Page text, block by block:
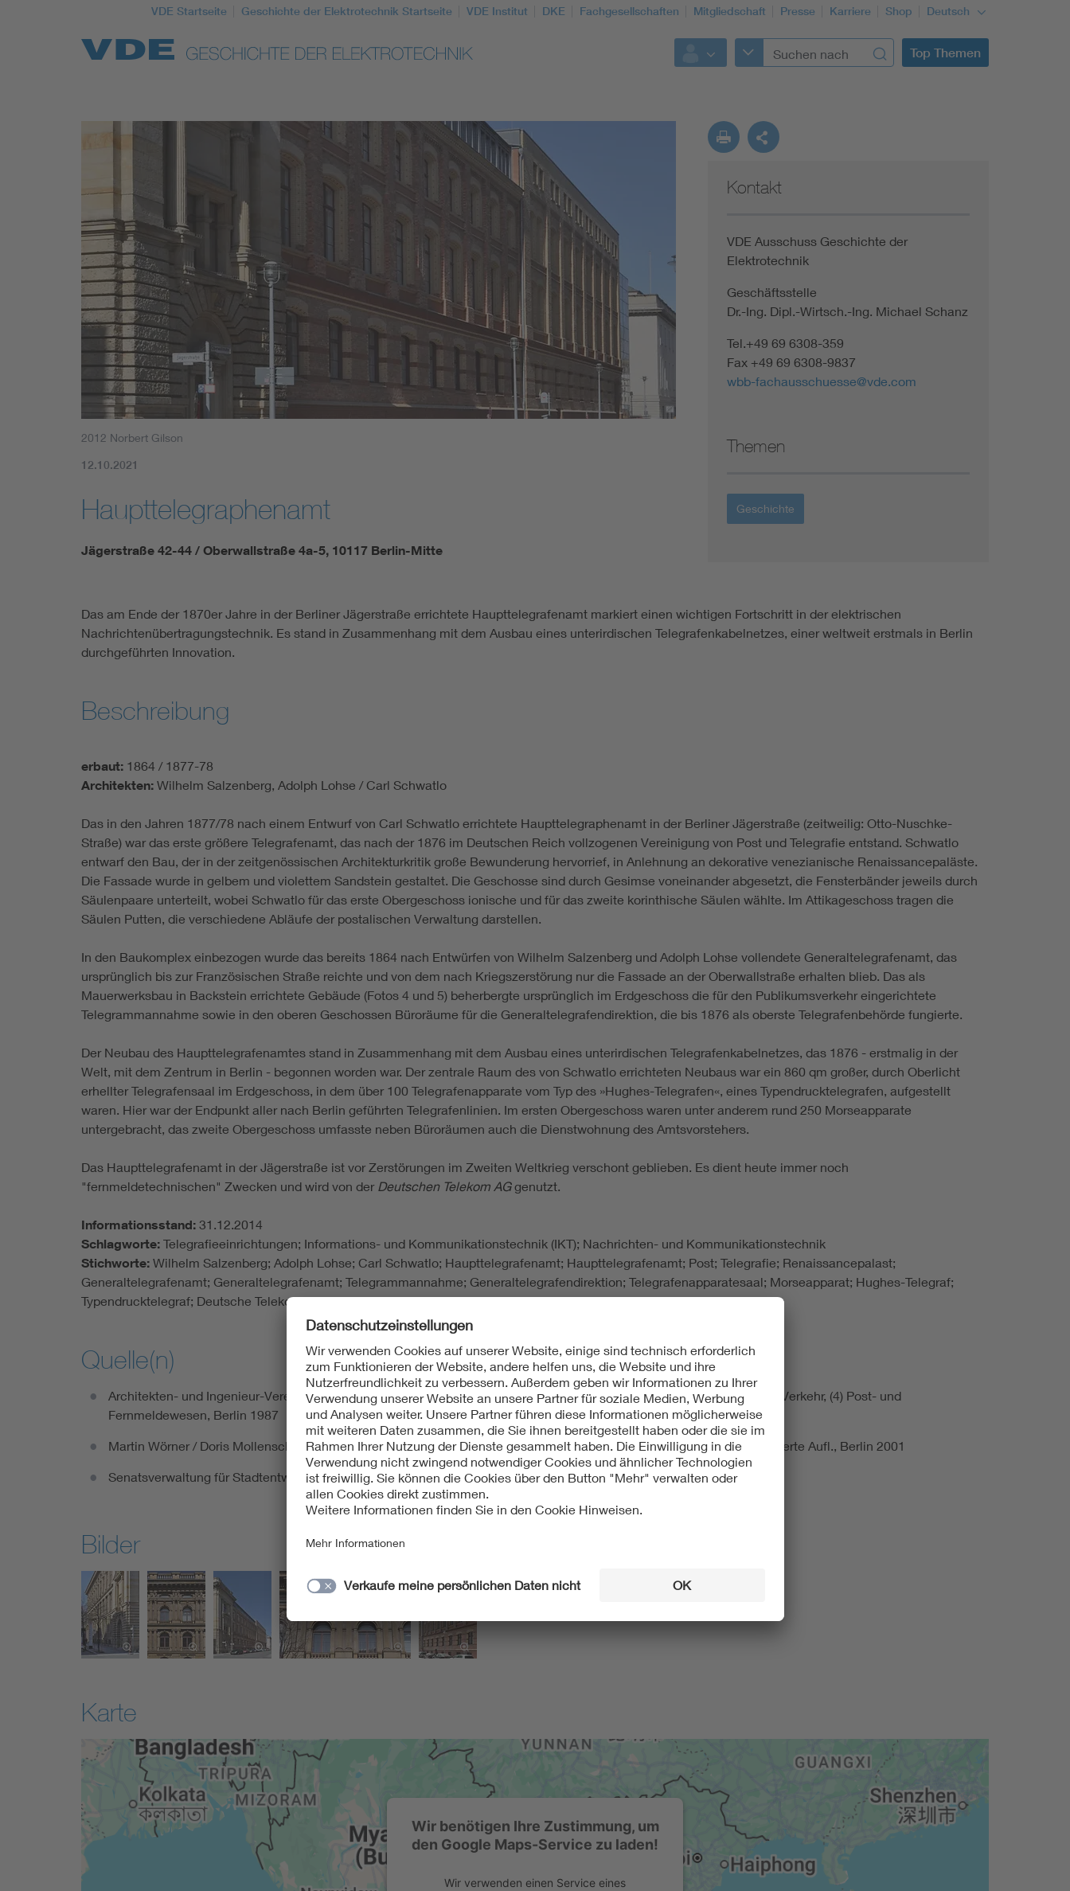
VDE Startseite Geschichte der Elektrotechnik Startseite VDE Institut DKE Fachgesellschaften Mitgliedschaft Presse Karriere Shop Deutsch
Top Themen
Top Themen
Weitere Themen
2012 Norbert Gilson
12.10.2021
Haupttelegraphenamt
Jägerstraße 42-44 / Oberwallstraße 4a-5, 10117 Berlin-Mitte
Kontakt
VDE Ausschuss Geschichte der
Elektrotechnik
Geschäftsstelle
Dr.-Ing. Dipl.-Wirtsch.-Ing. Michael Schanz
Tel.+49 69 6308-359
Fax +49 69 6308-9837
wbb-fachausschuesse@vde.com
Themen
Geschichte
Das am Ende der 1870er Jahre in der Berliner Jägerstraße errichtete Haupttelegrafenamt markiert einen wichtigen Fortschritt in der elektrischen
Nachrichtenübertragungstechnik. Es stand in Zusammenhang mit dem Ausbau eines unterirdischen Telegrafenkabelnetzes, einer weltweit erstmals in Berlin
durchgeführten Innovation.
Beschreibung
erbaut: 1864 / 1877-78
Architekten: Wilhelm Salzenberg, Adolph Lohse / Carl Schwatlo
Das in den Jahren 1877/78 nach einem Entwurf von Carl Schwatlo errichtete Haupttelegraphenamt in der Berliner Jägerstraße (zeitweilig: Otto-Nuschke-
Straße) war das erste größere Telegrafenamt, das nach der 1876 im Deutschen Reich vollzogenen Vereinigung von Post und Telegrafie entstand. Schwatlo
entwarf den Bau, der in der zeitgenössischen Architekturkritik große Bewunderung hervorrief, in Anlehnung an dekorative venezianische Renaissancepaläste.
Die Fassade wurde in gelbem und violettem Sandstein gestaltet. Die Geschosse sind durch Gesimse voneinander abgesetzt, die Fensterbänder jeweils durch
Säulenpaare unterteilt, wobei Schwatlo für das erste Obergeschoss ionische und für das zweite korinthische Säulen wählte. Im Attikageschoss tragen die
Säulen Putten, die verschiedene Abläufe der postalischen Verwaltung darstellen.
In den Baukomplex einbezogen wurde das bereits 1864 nach Entwürfen von Wilhelm Salzenberg und Adolph Lohse vollendete Generaltelegrafenamt, das
ursprünglich bis zur Französischen Straße reichte und von dem nach Kriegszerstörung nur die Fassade an der Oberwallstraße erhalten blieb. Das als
Mauerwerksbau in Backstein errichtete Gebäude (Fotos 4 und 5) beherbergte ursprünglich im Erdgeschoss die für den Publikumsverkehr eingerichtete
Telegrammannahme sowie in den oberen Geschossen Büroräume für die Generaltelegrafendirektion, die bis 1876 als oberste Telegrafenbehörde fungierte.
Der Neubau des Haupttelegrafenamtes stand in Zusammenhang mit dem Ausbau eines unterirdischen Telegrafenkabelnetzes, das 1876 - erstmalig in der
Welt, mit dem Zentrum in Berlin - begonnen worden war. Der zentrale Raum des von Schwatlo errichteten Neubaus war ein 860 qm großer, durch Oberlicht
erhellter Telegrafensaal im Erdgeschoss, in dem über 100 Telegrafenapparate vom Typ des »Hughes-Telegrafen«, eines Typendrucktelegrafen, aufgestellt
waren. Hier war der Endpunkt aller nach Berlin geführten Telegrafenlinien. Im ersten Obergeschoss waren unter anderem rund 250 Morseapparate
untergebracht, das zweite Obergeschoss umfasste neben Büroräumen auch die Dienstwohnung des Amtsvorstehers.
Das Haupttelegrafenamt in der Jägerstraße ist vor Zerstörungen im Zweiten Weltkrieg verschont geblieben. Es dient heute immer noch
"fernmeldetechnischen" Zwecken und wird von der Deutschen Telekom AGgenutzt.
Informationsstand: 31.12.2014
Schlagworte: Telegrafieeinrichtungen; Informations- und Kommunikationstechnik (IKT); Nachrichten- und Kommunikationstechnik
Stichworte: Wilhelm Salzenberg; Adolph Lohse; Carl Schwatlo; Haupttelegrafenamt; Haupttelegrafenamt; Post; Telegrafie; Renaissancepalast;
Generaltelegrafenamt; Generaltelegrafenamt; Telegrammannahme; Generaltelegrafendirektion; Telegrafenapparatesaal; Morseapparat; Hughes-Telegraf;
Typendrucktelegraf; Deutsche Telekom AG
Quelle(n)
Architekten- und Ingenieur-Verein zu Berlin (Hg.): Berlin und seine Bauten. Teil X. Band B, Anlagen und Bauten für den Verkehr, (4) Post- und
Fernmeldewesen, Berlin 1987
Martin Wörner / Doris Mollenschott / Karl-Heinz Hüter / Paul Sigel, Architekturführer Berlin, 6., überarbeitete und erweiterte Aufl., Berlin 2001
Senatsverwaltung für Stadtentwicklung und Umwelt, Denkmaldatenbank, Eintrag 09030038
Bilder
Karte
Wir benötigen Ihre Zustimmung, um
den Google Maps-Service zu laden!
Wir verwenden einen Service eines